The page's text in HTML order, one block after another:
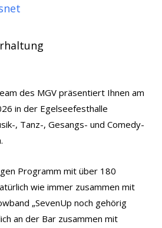
des MGV präsentiert Ihnen am
in der Egelseefesthalle
, Tanz-, Gesangs- und Comedy-
Programm mit über 180
wie immer zusammen mit
„SevenUp noch gehörig
an der Bar zusammen mit